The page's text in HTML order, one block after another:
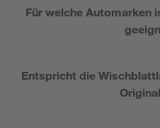
Für welche Automarken
Entspricht die